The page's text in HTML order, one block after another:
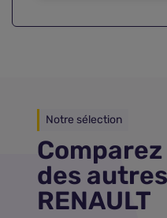
Notre sélection
des
RENAULT